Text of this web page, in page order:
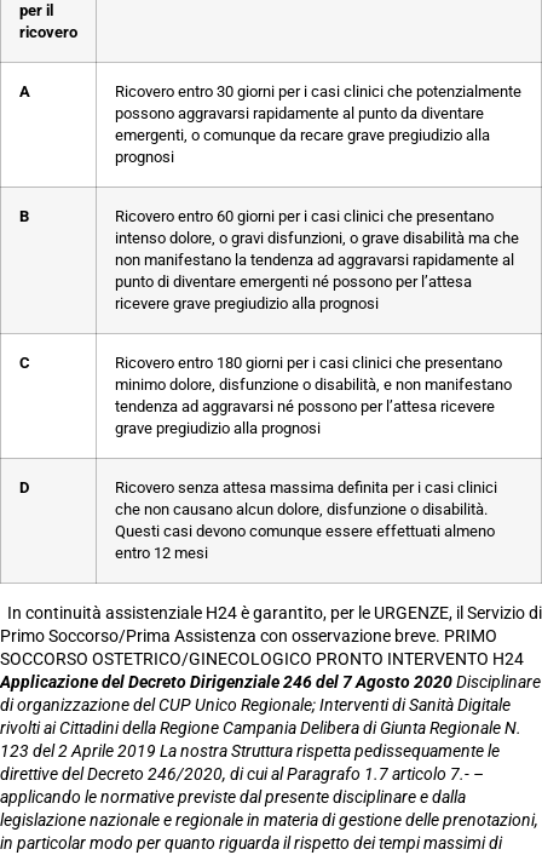
per il
ricovero
A
Ricovero entro 30 giorni per i casi clinici che potenzialmente
possono aggravarsi rapidamente al punto da diventare
emergenti, o comunque da recare grave pregiudizio alla
prognosi
B
Ricovero entro 60 giorni per i casi clinici che presentano
intenso dolore, o gravi disfunzioni, o grave disabilità ma che
non manifestano la tendenza ad aggravarsi rapidamente al
punto di diventare emergenti né possono per l’attesa
ricevere grave pregiudizio alla prognosi
C
Ricovero entro 180 giorni per i casi clinici che presentano
minimo dolore, disfunzione o disabilità, e non manifestano
tendenza ad aggravarsi né possono per l’attesa ricevere
grave pregiudizio alla prognosi
D
Ricovero senza attesa massima definita per i casi clinici
che non causano alcun dolore, disfunzione o disabilità.
Questi casi devono comunque essere effettuati almeno
entro 12 mesi
In continuità assistenziale H24 è garantito, per le URGENZE, il Servizio di
Primo Soccorso/Prima Assistenza con osservazione breve. PRIMO
SOCCORSO OSTETRICO/GINECOLOGICO PRONTO INTERVENTO H24
Applicazione del Decreto Dirigenziale 246 del 7 Agosto 2020Disciplinare
di organizzazione del CUP Unico Regionale;Interventi di Sanità Digitale
rivolti ai Cittadini della Regione CampaniaDelibera di Giunta Regionale N.
123 del 2 Aprile 2019 La nostra Struttura rispetta pedissequamente le
direttive del Decreto 246/2020, di cui al Paragrafo 1.7 articolo 7.- –
applicando le normative previste dal presente disciplinare e dalla
legislazione nazionale e regionale in materia di gestione delle prenotazioni,
in particolar modo per quanto riguarda il rispetto dei tempi massimi di